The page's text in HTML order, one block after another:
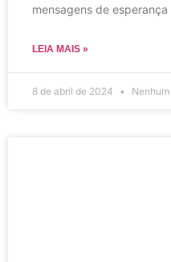
mensagens de esperança
LEIA MAIS »
8 de abril de 2024